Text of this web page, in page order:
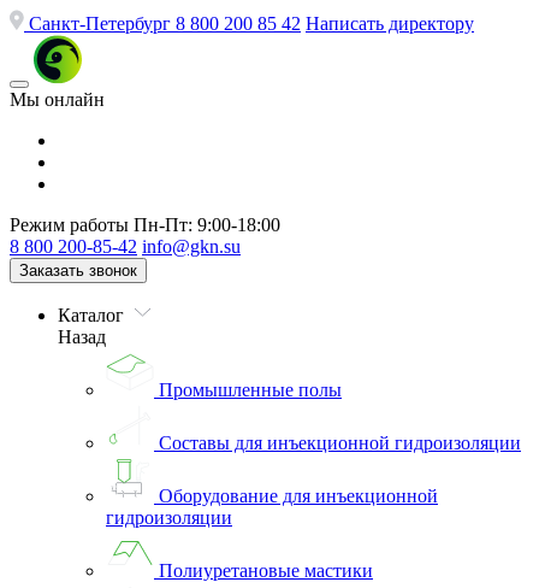
Санкт-Петербург 8 800 200 85 42 Написать директору
Мы онлайн
Режим работы Пн-Пт: 9:00-18:00
8 800 200-85-42 info@gkn.su
Заказать звонок
Каталог
Назад
Промышленные полы
Составы для инъекционной гидроизоляции
Оборудование для инъекционной
гидроизоляции
Полиуретановые мастики